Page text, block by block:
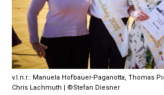
v.l.n.r.: Manuela Hofbauer-Paganotta, Thomas
Chris Lachmuth | ©Stefan Diesner